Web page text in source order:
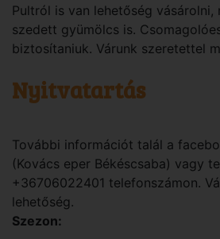
Pultról is van lehetőség vásárolni,
szedett gyümölcs is.
biztosítaniuk. Várunk szeretettel
Nyitvatartás
További információt talál a
(Kovács eper Békéscsaba) vagy
+36706022401 telefonszámon.
lehetőség.
Szezon: